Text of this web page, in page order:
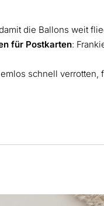
die Ballons weit
für Postkarten:
schnell